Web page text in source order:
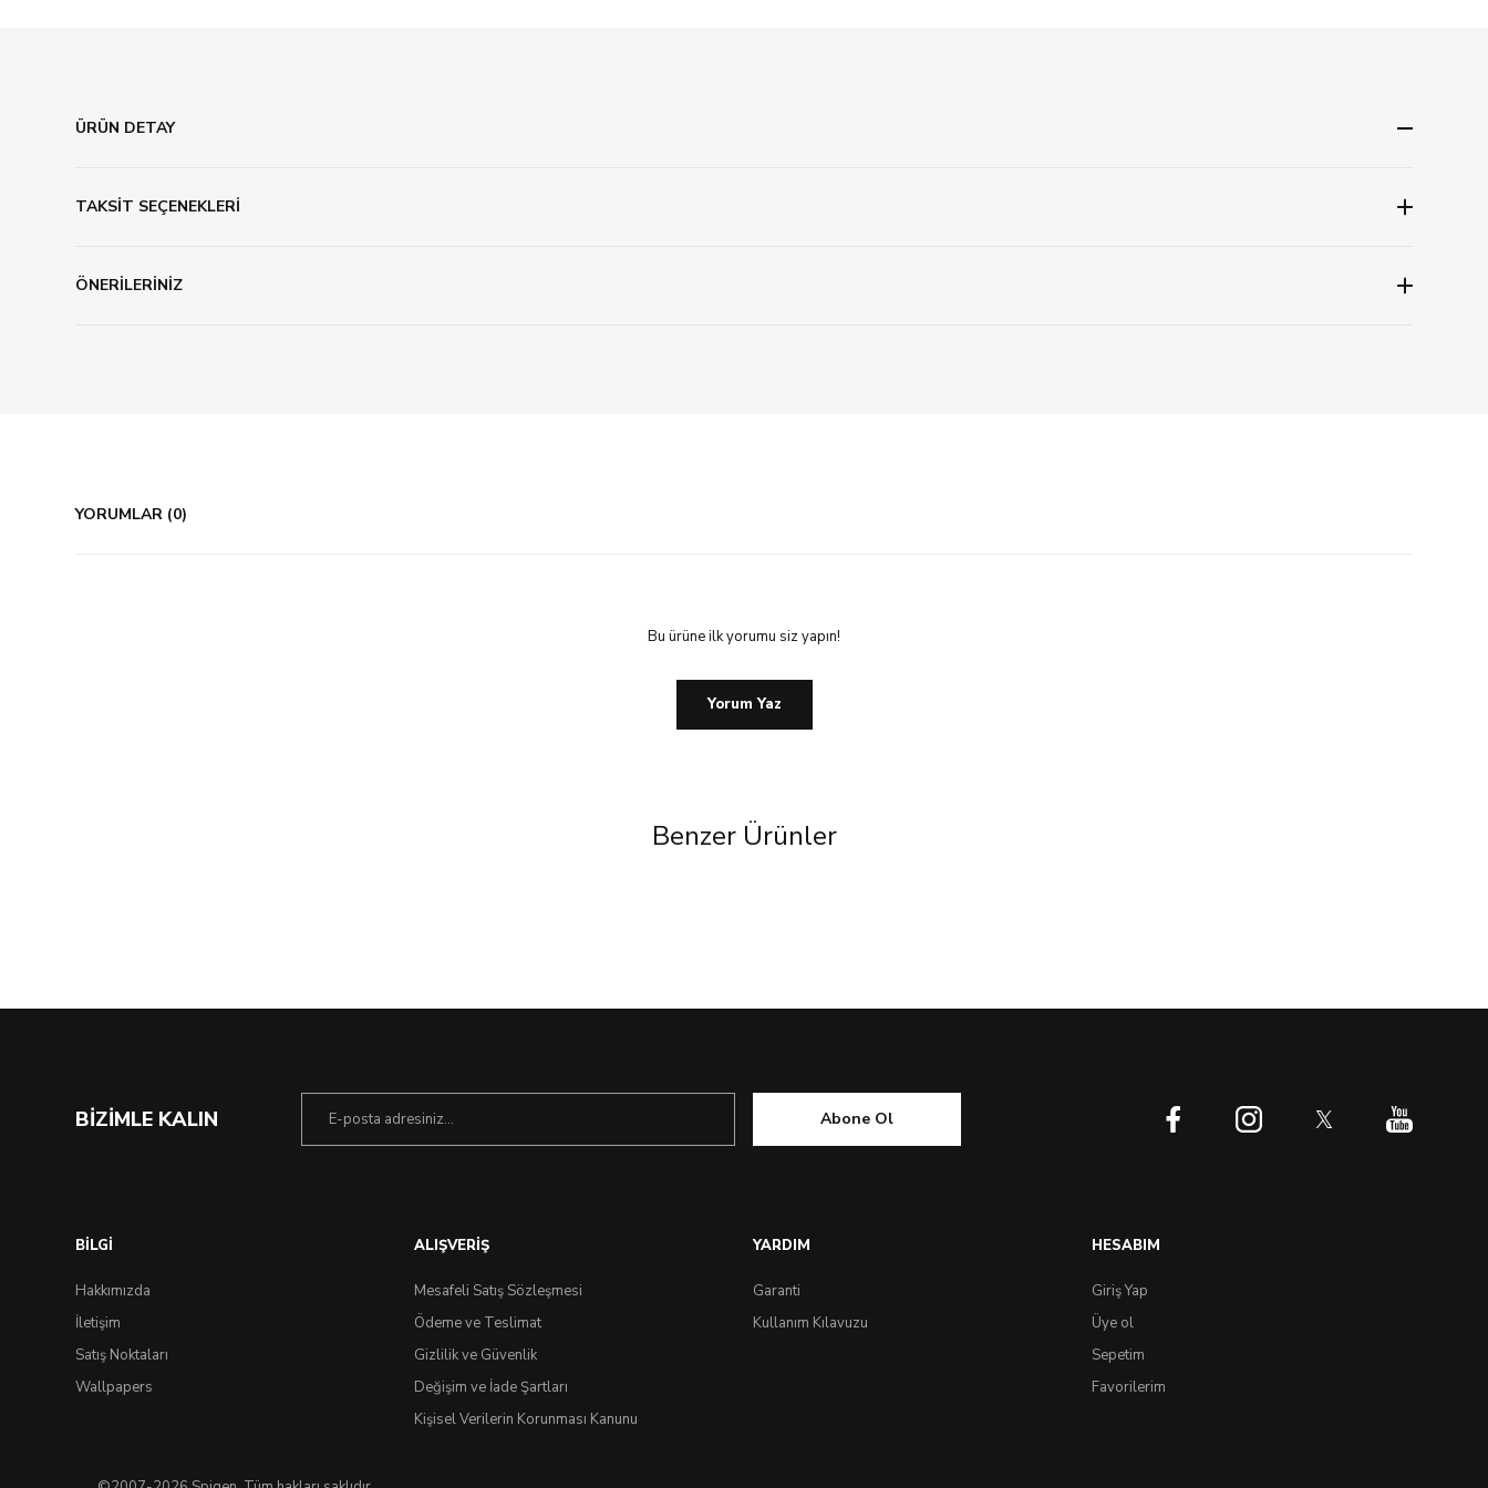
ÜRÜN DETAY
TAKSİT SEÇENEKLERİ
ÖNERİLERİNİZ
YORUMLAR (0)
Bu ürüne ilk yorumu siz yapın!
Yorum Yaz
Benzer Ürünler
BİZİMLE KALIN Abone Ol
BİLGİ
Hakkımızda
İletişim
Satış Noktaları
Wallpapers
ALIŞVERİŞ
Mesafeli Satış Sözleşmesi
Ödeme ve Teslimat
Gizlilik ve Güvenlik
Değişim ve İade Şartları
Kişisel Verilerin Korunması Kanunu
YARDIM
Garanti
Kullanım Kılavuzu
HESABIM
Giriş Yap
Üye ol
Sepetim
Favorilerim